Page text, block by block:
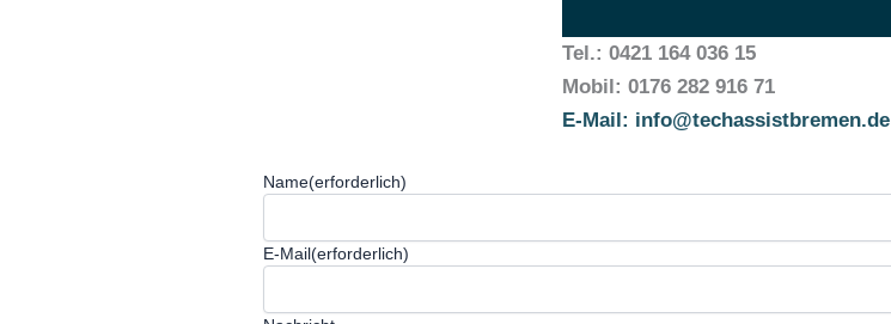
Tel.: 0421 164 036 15
Mobil: 0176 282 916 71
E-Mail: info@techassistbremen.de
Name(erforderlich)
E-Mail(erforderlich)